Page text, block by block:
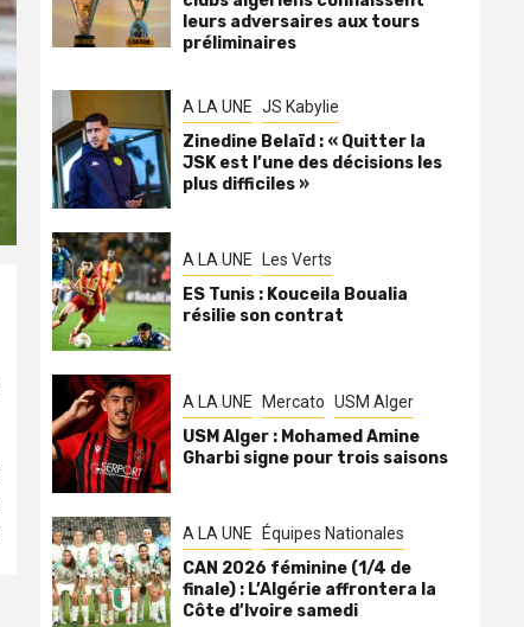
leurs adversaires aux tours
préliminaires
A LA UNE JS Kabylie
Zinedine Belaïd : « Quitter la
JSK est l’une des décisions les
plus difficiles »
A LA UNE Les Verts
ES Tunis : Kouceila Boualia
résilie son contrat
A LA UNE Mercato USM Alger
USM Alger : Mohamed Amine
Gharbi signe pour trois saisons
A LA UNE Équipes Nationales
CAN 2026 féminine (1/4 de
finale) : L’Algérie affrontera la
Côte d’Ivoire samedi